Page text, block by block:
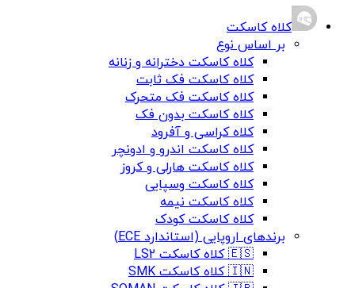
کلاه کاسکت
بر اساس نوع
کلاه کاسکت دخترانه و زنانه
کلاه کاسکت فک ثابت
کلاه کاسکت فک متحرک
کلاه کاسکت بدون فک
کلاه کراسی و آفرود
کلاه کاسکت اندرو و ادونچر
کلاه کاسکت هارلی و کروز
کلاه کاسکت وسپایی
کلاه کاسکت نیمه
کلاه کاسکت کودک
برندهای اروپایی (استاندارد ECE)
🇪🇸 کلاه کاسکت LS2
🇮🇳 کلاه کاسکت SMK